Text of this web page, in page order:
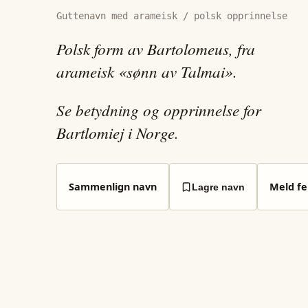
Guttenavn med arameisk / polsk opprinnelse
Polsk form av Bartolomeus, fra
arameisk «sønn av Talmai».
Se betydning og opprinnelse for
Bartlomiej i Norge.
Sammenlign navn Lagre navn Meld